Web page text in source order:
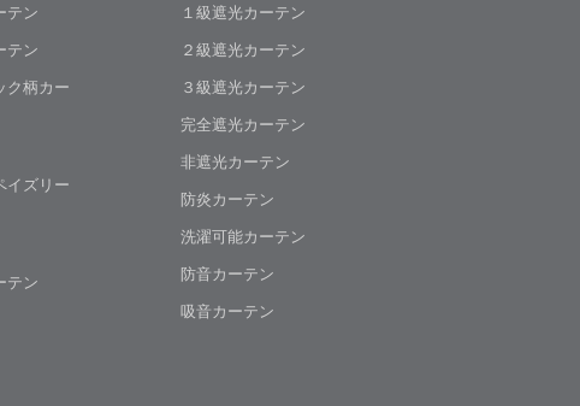
テン
テン
ク柄カー
イズリー
テン
１級遮光カーテン
２級遮光カーテン
３級遮光カーテン
完全遮光カーテン
非遮光カーテン
防炎カーテン
洗濯可能カーテン
防音カーテン
吸音カーテン